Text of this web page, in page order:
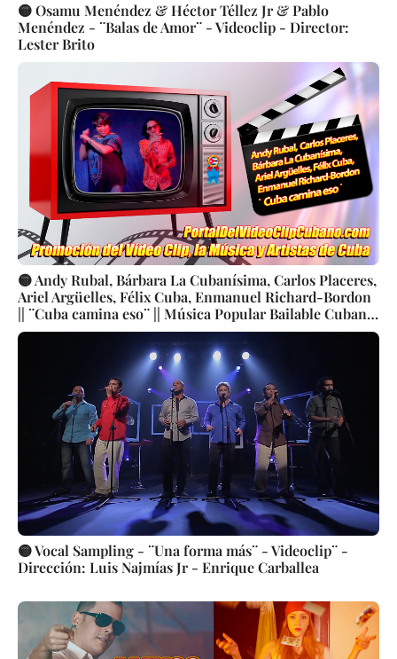
🟡 Osamu Menéndez & Héctor Téllez Jr & Pablo
Menéndez - ¨Balas de Amor¨ - Videoclip - Director:
Lester Brito
🟡 Andy Rubal, Bárbara La Cubanísima, Carlos Placeres,
Ariel Argüelles, Félix Cuba, Enmanuel Richard-Bordon
|| ¨Cuba camina eso¨ || Música Popular Bailable Cubana
|| Son || Salsa || Videoclip || CUBA
🟡 Vocal Sampling - ¨Una forma más¨ - Videoclip¨ -
Dirección: Luis Najmías Jr - Enrique Carballea